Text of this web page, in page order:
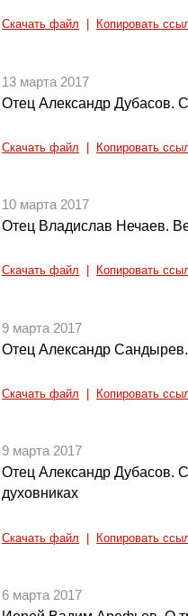
Скачать файл Копировать
13 марта 2017
Отец Александр Дубасов.
Скачать файл Копировать
10 марта 2017
Отец Владислав Нечаев.
Скачать файл Копировать
9 марта 2017
Отец Александр
Скачать файл Копировать
9 марта 2017
Отец Александр Дубасов.
духовниках
Скачать файл Копировать
6 марта 2017